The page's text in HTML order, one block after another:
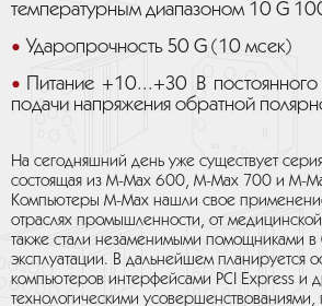
температурным диапазоном 10 G
Ударопрочность 50 G (10 мсек)
Питание +10...+30 В
подачи напряжения обратной
На сегодняшний день уже существует
состоящая из М-Мах 600, М-Мах 700 и M-
Компьютеры M-Max нашли свое
отраслях промышленности, от
также стали незаменимыми помощниками в
эксплуатации. В дальнейшем планируется
компьютеров интерфейсами PCI Express и
технологическими